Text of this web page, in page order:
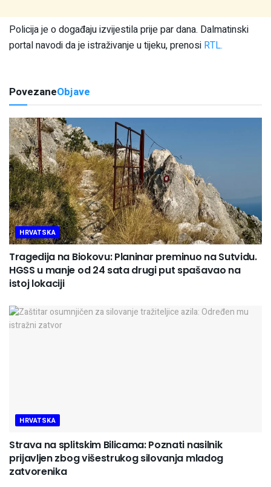
Policija je o događaju izvijestila prije par dana. Dalmatinski
portal navodi da je istraživanje u tijeku, prenosi RTL.
PovezaneObjave
HRVATSKA
Tragedija na Biokovu: Planinar preminuo na Sutvidu.
HGSS u manje od 24 sata drugi put spašavao na
istoj lokaciji
HRVATSKA
Strava na splitskim Bilicama: Poznati nasilnik
prijavljen zbog višestrukog silovanja mladog
zatvorenika